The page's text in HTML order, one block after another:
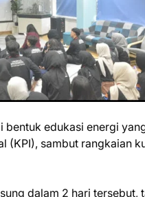
bentuk edukasi energi
(KPI), sambut rangkaian
dalam 2 hari tersebut,